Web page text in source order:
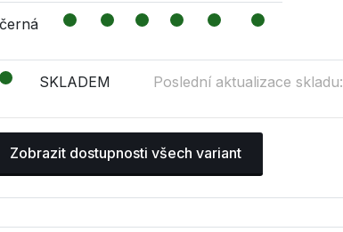
černá
SKLADEM Poslední aktualizace skladu:
Zobrazit dostupnosti všech variant